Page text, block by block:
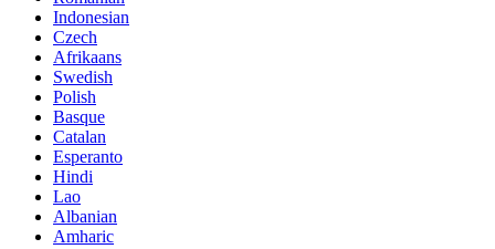
Indonesian
Czech
Afrikaans
Swedish
Polish
Basque
Catalan
Esperanto
Hindi
Lao
Albanian
Amharic